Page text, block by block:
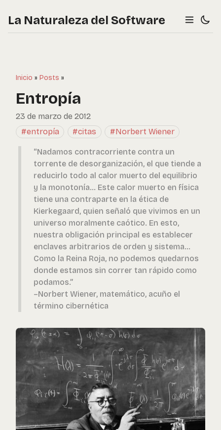
La Naturaleza del Software
Inicio » Posts »
Entropía
23 de marzo de 2012
#entropía
#citas #Norbert Wiener
“Nadamos contracorriente contra un
torrente de desorganización, el que tiende a
reducirlo todo al calor muerto del equilibrio
y la monotonía... Este calor muerto en física
tiene una contraparte en la ética de
Kierkegaard, quien señaló que vivimos en un
universo moralmente caótico. En esto,
nuestra obligación principal es establecer
enclaves arbitrarios de orden y sistema...
Como la Reina Roja, no podemos quedarnos
donde estamos sin correr tan rápido como
podamos.”
–Norbert Wiener, matemático, acuño el
término cibernética